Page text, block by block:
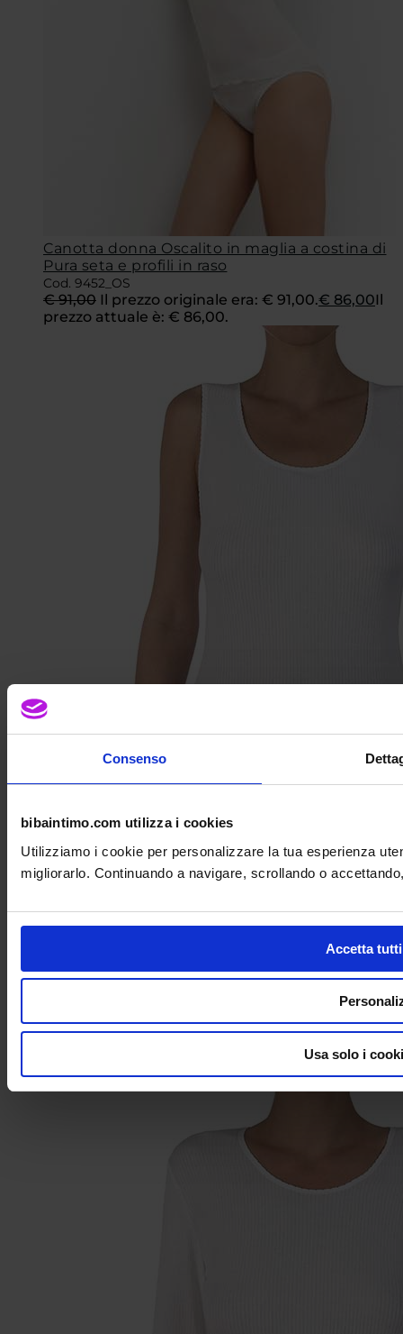
Consenso
bibaintimo.com utilizza i cookies
Utilizziamo i cookie per personalizzare la tua esperienza
migliorarlo. Continuando a navigare, scrollando o
Accetta
Usa solo i
Canotta donna Oscalito in maglia a costina di
Pura seta e profili in raso
Cod. 9452_OS
€91,00 Il prezzo originale era: € 91,00.€ 86,00Il
prezzo attuale è: € 86,00.
Maglia donna spalla larga Oscalito Termotex
€55,00
-5%